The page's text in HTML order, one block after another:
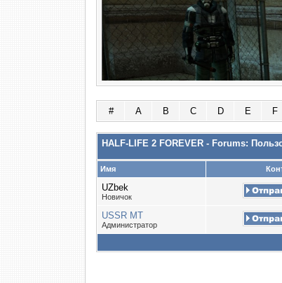
# A B C D E F
HALF-LIFE 2 FOREVER - Forums:
Имя
UZbek
Новичок
USSR MT
Администратор